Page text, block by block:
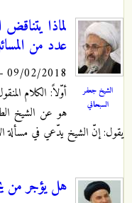
الشيخ جعفر
السبحاني
لماذا يتناقض
عدد من
09/02/2018 - 06:00
أوّلاً: الكلام
هو عن الشيخ
يقول: إنّ الشيخ يدّعي في مسألة
هل يؤجر من